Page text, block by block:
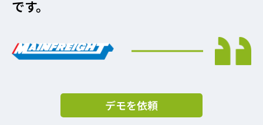
です。
デモを依頼